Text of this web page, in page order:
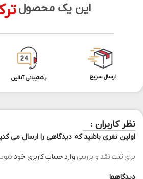
این یک محصول
ارسال سریع پشتیبانی آنلاین
نظر کاربران :
اولین نفری باشید که دیدگاهی را ارسال می
برای ثبت نقد و بررسی وارد حساب کاربری خود